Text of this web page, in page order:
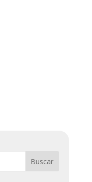
Buscar